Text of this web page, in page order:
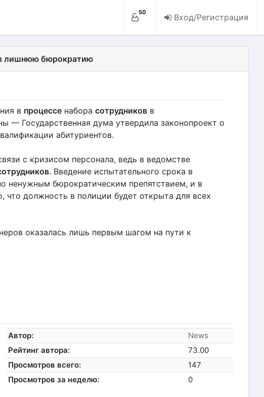
50 Вход/Регистрация
лишнюю бюрократию
в процессенабора сотрудниковв
— Государственная дума утвердила законопроект о
абитуриентов.
с кризисом персонала, ведь в ведомстве
. Введение испытательного срока в
ненужным бюрократическим препятствием, и в
что должность в полиции будет открыта для всех
оказалась лишь первым шагом на пути к
Автор:
News
Рейтинг автора:
73.00
Просмотров всего:
147
Просмотров за неделю:
0